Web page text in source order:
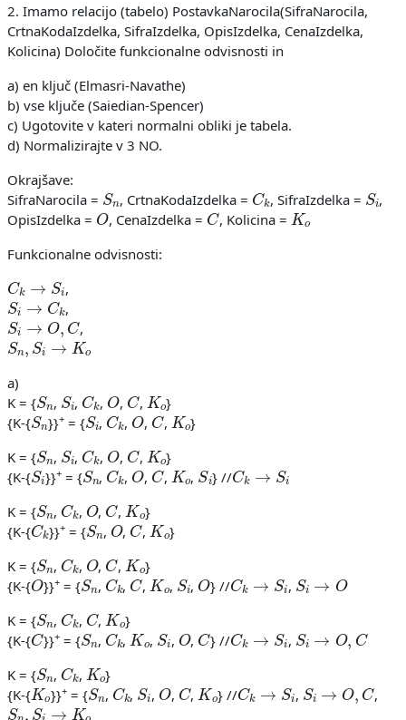
2. Imamo relacijo (tabelo) PostavkaNarocila(SifraNarocila,
CrtnaKodaIzdelka, SifraIzdelka, OpisIzdelka, CenaIzdelka,
Kolicina) Določite funkcionalne odvisnosti in
a) en ključ (Elmasri-Navathe)
b) vse ključe (Saiedian-Spencer)
c) Ugotovite v kateri normalni obliki je tabela.
d) Normalizirajte v 3 NO.
Okrajšave:
SifraNarocila = Sn , CrtnaKodaIzdelka = Ck , SifraIzdelka = Si ,
OpisIzdelka = O, CenaIzdelka = C, Kolicina = Ko
Funkcionalne odvisnosti:
Ck ,
Si→C k ,
Si →O ,C ,
Sn ,Si →Ko
a)
K = { Sn , Si , Ck , O, C, Ko }
{K-{Sn}}+= {Si, Ck, O, C, Ko }
K = { Sn , Si , Ck , O, C, Ko }
{K-{Si}}+= {Sn, Ck, O, C, Ko , Si} // Ck
K = { Sn , Ck , O, C, Ko }
{K-{Ck}}+= {Sn , O, C, Ko }
K = { Sn , Ck , O, C, Ko }
{K-{O}}+= {Sn, Ck, C, Ko , Si , O} // Ck i , Si
K = { Sn , Ck , C, Ko }
{K-{C}}+= {Sn, Ck, Ko , Si , O, C} // Ck i , Si C
K = { Sn , Ck , Ko }
{K-{Ko}}+= {Sn, Ck , Si , O, C, Ko } // Ck i , Si C ,
Sn,Si→K o